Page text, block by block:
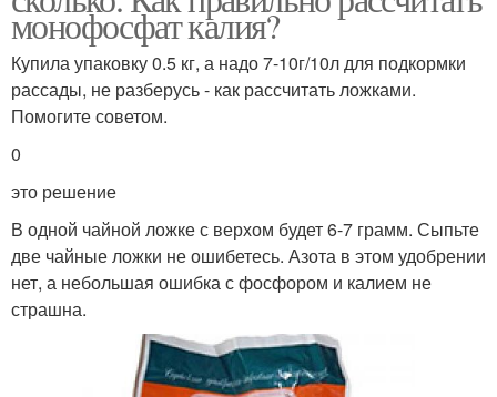
монофосфат калия?
Купила упаковку 0.5 кг, а надо 7-10г/10л для подкормки
рассады, не разберусь - как рассчитать ложками.
Помогите советом.
0
это решение
В одной чайной ложке с верхом будет 6-7 грамм. Сыпьте
две чайные ложки не ошибетесь. Азота в этом удобрении
нет, а небольшая ошибка с фосфором и калием не
страшна.